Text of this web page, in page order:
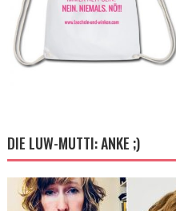
DIE LUW-MUTTI: ANKE ;)